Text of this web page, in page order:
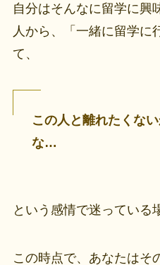
自分はそんなに留学に興
人から、「一緒に留学に
て、
この人と離れたくな
な…
という感情で迷っている
この時点で、あなたはそ